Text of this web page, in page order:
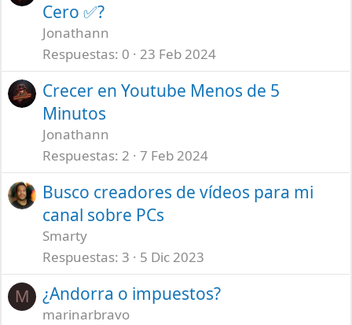
Cero ✅?
Jonathann
Respuestas 0 23 Feb 2024
Crecer en Youtube Menos de 5
Minutos
Jonathann
Respuestas 2 7 Feb 2024
Busco creadores de vídeos para mi
canal sobre PCs
Smarty
Respuestas 3 5 Dic 2023
M ¿Andorra o impuestos?
marinarbravo